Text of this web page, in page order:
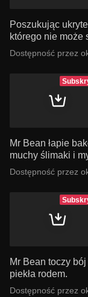
Poszukując
którego nie może
Dostępność przez
Mr Bean łapie
muchy ślimaki i
Dostępność przez
Mr Bean toczy
piekła rodem.
Dostępność przez